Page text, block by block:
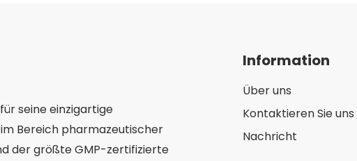
seine einzigartige
Bereich pharmazeutischer
der größte GMP-zertifizierte
Information
Über uns
Kontaktieren Sie uns
Nachricht